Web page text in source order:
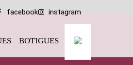
facebook instagram
BOTIGUES